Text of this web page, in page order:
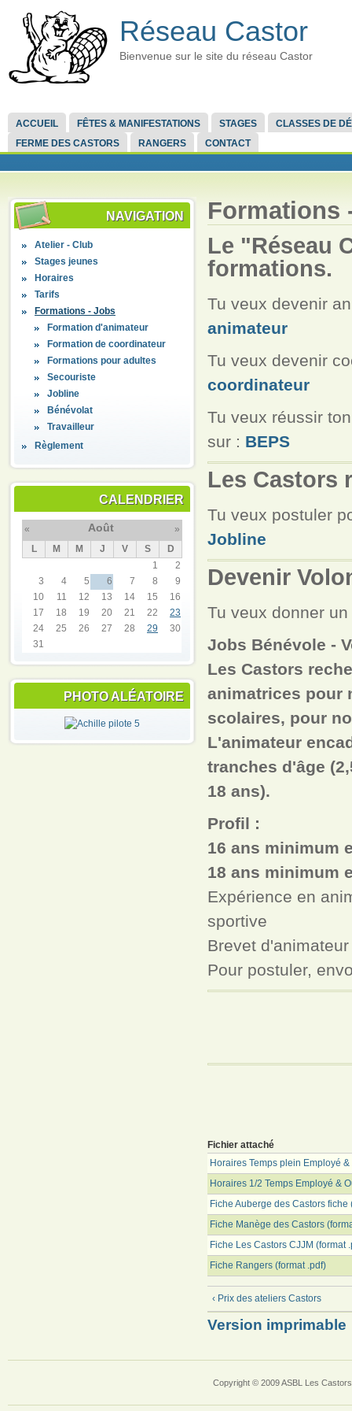
Réseau Castor
Bienvenue sur le site du réseau Castor
ACCUEIL FÊTES & MANIFESTATIONS STAGES
CLASSES DE
FERME DES CASTORS
RANGERS CONTACT
NAVIGATION
Atelier - Club
Stages jeunes
Horaires
Tarifs
Formations - Jobs
Formation d'animateur
Formation de coordinateur
Formations pour adultes
Secouriste
Jobline
Bénévolat
Travailleur
Règlement
CALENDRIER
« Août
»
L
M M J V S
D
1
2
3
4 5 6 7 8
9
10
11 12 13 14 15
16
17
18 19 20 21 22
23
24
25 26 27 28 29
30
31
PHOTO ALÉATOIRE
Formations
Le "Réseau
formations.
Tu veux devenir
animateur
Tu veux devenir
coordinateur
Tu veux réussir
sur : BEPS
Les Castors
Tu veux postuler
Jobline
Devenir
Tu veux donner
Jobs Bénévole -
Les Castors
animatrices pour
scolaires, pour
L'animateur
tranches d'âge
18 ans).
Profil :
16 ans minimum
18 ans minimum
Expérience en
sportive
Brevet
Pour postuler,
Fichier attaché
Horaires Temps plein Employé
Horaires 1/2 Temps Employé &
Fiche Auberge des Castors fiche
Fiche Manège des Castors
Fiche Les Castors CJJM (format
Fiche Rangers (format .pdf)
‹ Prix des ateliers Castors
Version imprimable
Copyright © 2009 ASBL Les